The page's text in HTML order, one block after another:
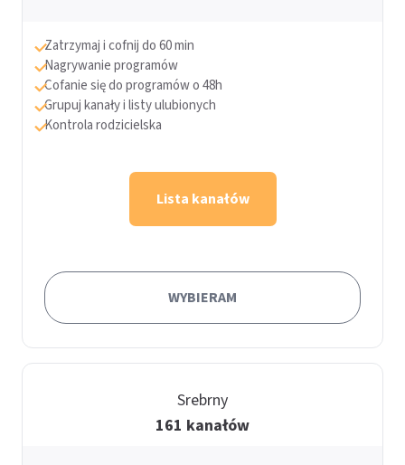
Zatrzymaj i cofnij do 60 min
Nagrywanie programów
Cofanie się do programów o 48h
Grupuj kanały i listy ulubionych
Kontrola rodzicielska
Lista kanałów
WYBIERAM
Srebrny
161 kanałów